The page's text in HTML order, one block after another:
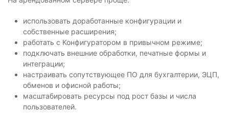
использовать доработанные конфигурации и
собственные расширения;
работать с Конфигуратором в привычном режиме;
подключать внешние обработки, печатные формы и
интеграции;
настраивать сопутствующее ПО для бухгалтерии, ЭЦП,
обменов и офисной работы;
масштабировать ресурсы под рост базы и числа
пользователей.